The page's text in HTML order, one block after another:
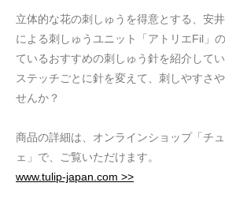
立体的な花の刺しゅうを得意とする、安
による刺しゅうユニット「アトリエFil」
ているおすすめの刺しゅう針を紹介してい
ステッチごとに針を変えて、刺しやすさ
せんか？
商品の詳細は、オンラインショップ「チ
ェ」で、ご覧いただけます。
www.tulip-japan.com >>